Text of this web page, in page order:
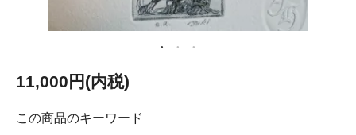
11,000円(内税)
この商品のキーワード